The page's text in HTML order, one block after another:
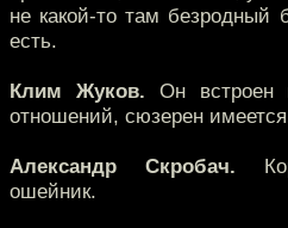
не какой-то там безродный
есть.
Клим Жуков. Он встроен
отношений, сюзерен
Александр Скробач.
ошейник.